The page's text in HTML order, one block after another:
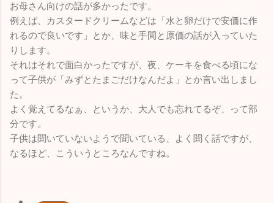
お母さん向けの話が多かったです。
例えば、カスタードクリームなどは「水と卵だけで安価に作
れるので良いです」とか、味と手間と原価の話が入っていた
りします。
それはそれで面白かったですが、夜、ケーキを食べる頃にな
って子供が「みずとたまごだけなんだよ」とか言い出しまし
た。
よく覚えてるなぁ、というか、大人でも忘れてるぞ、って部
分です。
子供は聞いていないようで聞いている、よく聞く話ですが、
なるほど、こういうところなんですね。